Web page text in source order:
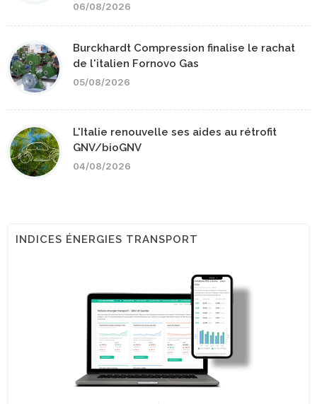
06/08/2026
Burckhardt Compression finalise le rachat
de l'italien Fornovo Gas
05/08/2026
L'Italie renouvelle ses aides au rétrofit
GNV/bioGNV
04/08/2026
INDICES ÉNERGIES TRANSPORT